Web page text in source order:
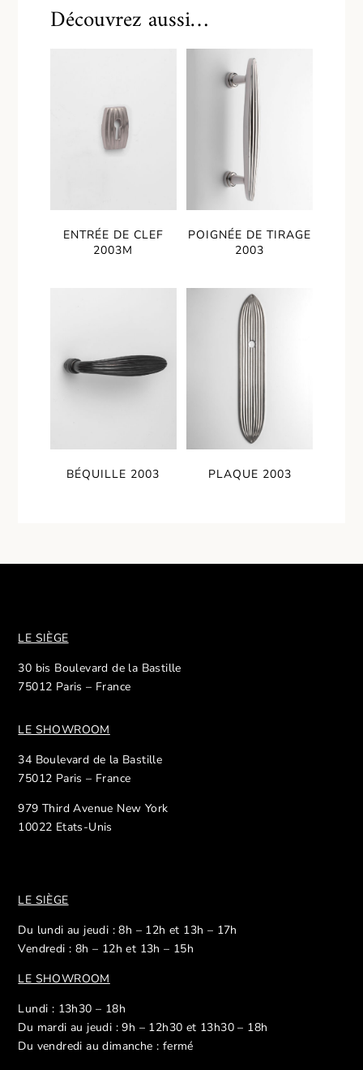
Découvrez aussi…
ENTRÉE DE CLEF
2003M
POIGNÉE DE TIRAGE
2003
BÉQUILLE 2003 PLAQUE 2003
LE SIÈGE
30 bis Boulevard de la Bastille
75012 Paris – France
LE SHOWROOM
34 Boulevard de la Bastille
75012 Paris – France
979 Third Avenue New York
10022 Etats-Unis
LE SIÈGE
Du lundi au jeudi : 8h – 12h et 13h – 17h
Vendredi : 8h – 12h et 13h – 15h
LE SHOWROOM
Lundi : 13h30 – 18h
Du mardi au jeudi : 9h – 12h30 et 13h30 – 18h
Du vendredi au dimanche : fermé